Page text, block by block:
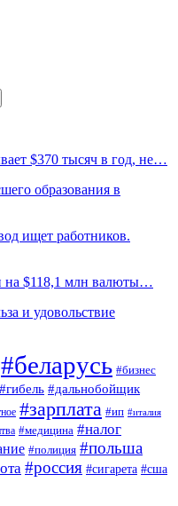
$370 тысяч в год, не…
образования в
ищет работников.
на $118,1 млн валюты…
и удовольствие
#беларусь #бизнес
#гибель #дальнобойщик
#зарплата #ип #италия
#медицина #налог
#полиция #польша
#россия #сигарета #сша